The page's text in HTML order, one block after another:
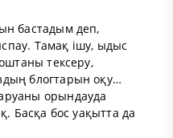
бастадым деп,
Тамақ ішу, ыдыс
тексеру,
блогтарын оқу…
орындауда
Басқа бос уақытта да